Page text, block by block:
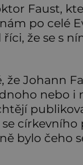
Faust,
po celé
že se s
že Johann
nebo i
se církevního
bylo čeho